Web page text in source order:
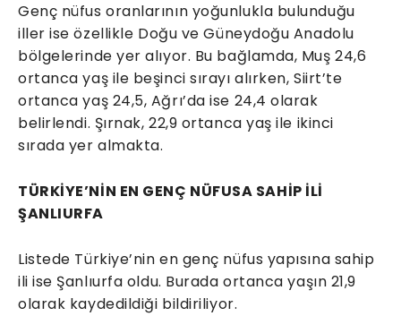
Genç nüfus oranlarının yoğunlukla bulunduğu
iller ise özellikle Doğu ve Güneydoğu Anadolu
bölgelerinde yer alıyor. Bu bağlamda, Muş 24,6
ortanca yaş ile beşinci sırayı alırken, Siirt’te
ortanca yaş 24,5, Ağrı’da ise 24,4 olarak
belirlendi. Şırnak, 22,9 ortanca yaş ile ikinci
sırada yer almakta.
TÜRKİYE’NİN EN GENÇ NÜFUSA SAHİP İLİ
ŞANLIURFA
Listede Türkiye’nin en genç nüfus yapısına sahip
ili ise Şanlıurfa oldu. Burada ortanca yaşın 21,9
olarak kaydedildiği bildiriliyor.